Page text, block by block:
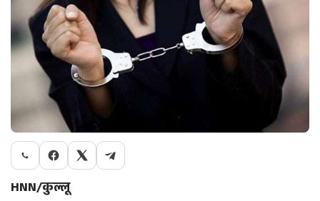
HNN/कुल्लू